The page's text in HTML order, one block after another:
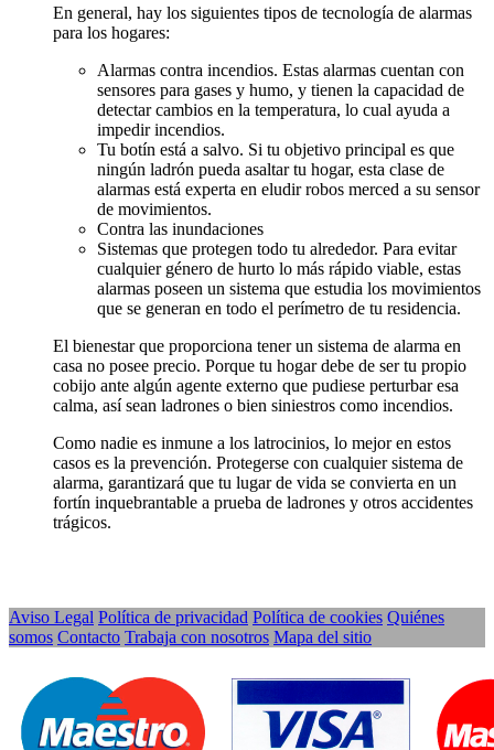
En general, hay los siguientes tipos de tecnología de alarmas
para los hogares:
Alarmas contra incendios. Estas alarmas cuentan con
sensores para gases y humo, y tienen la capacidad de
detectar cambios en la temperatura, lo cual ayuda a
impedir incendios.
Tu botín está a salvo. Si tu objetivo principal es que
ningún ladrón pueda asaltar tu hogar, esta clase de
alarmas está experta en eludir robos merced a su sensor
de movimientos.
Contra las inundaciones
Sistemas que protegen todo tu alrededor. Para evitar
cualquier género de hurto lo más rápido viable, estas
alarmas poseen un sistema que estudia los movimientos
que se generan en todo el perímetro de tu residencia.
El bienestar que proporciona tener un sistema de alarma en
casa no posee precio. Porque tu hogar debe de ser tu propio
cobijo ante algún agente externo que pudiese perturbar esa
calma, así sean ladrones o bien siniestros como incendios.
Como nadie es inmune a los latrocinios, lo mejor en estos
casos es la prevención. Protegerse con cualquier sistema de
alarma, garantizará que tu lugar de vida se convierta en un
fortín inquebrantable a prueba de ladrones y otros accidentes
trágicos.
Aviso Legal Política de privacidad Política de cookies Quiénes
somos Contacto Trabaja con nosotros Mapa del sitio